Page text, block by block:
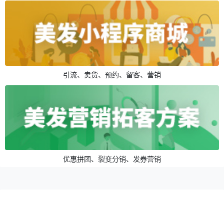
引流、卖货、预约、留客、营销
优惠拼团、裂变分销、发券营销